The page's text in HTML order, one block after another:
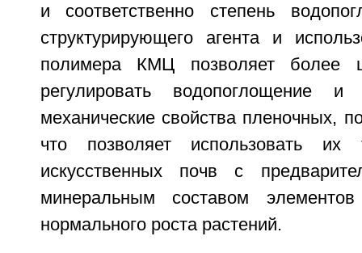
и соответственно степень
структурирующего агента и
полимера КМЦ позволяет более
регулировать водопоглощение
механические свойства пленочных,
что позволяет использовать
искусственных почв с
минеральным составом
нормального роста растений.